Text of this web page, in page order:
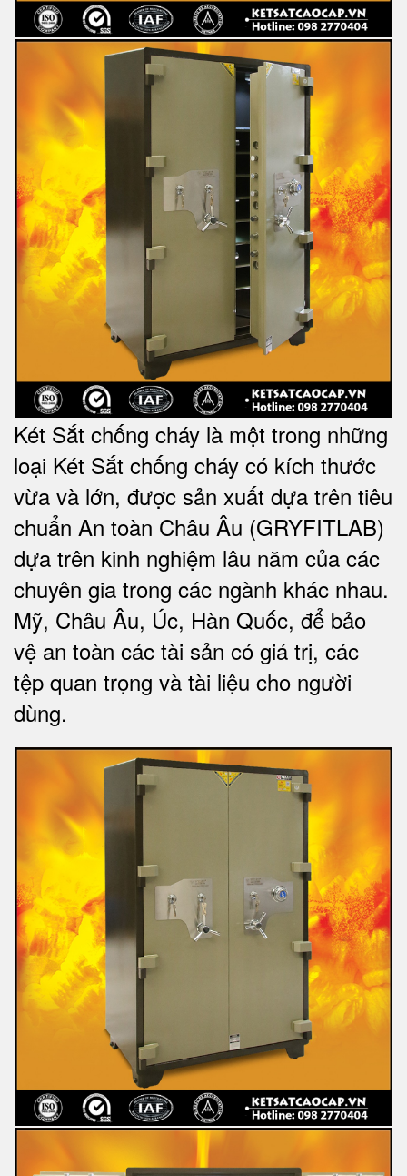
Két Sắt chống cháy là một trong những
loại Két Sắt chống cháy có kích thước
vừa và lớn, được sản xuất dựa trên tiêu
chuẩn An toàn Châu Âu (GRYFITLAB)
dựa trên kinh nghiệm lâu năm của các
chuyên gia trong các ngành khác nhau.
Mỹ, Châu Âu, Úc, Hàn Quốc, để bảo
vệ an toàn các tài sản có giá trị, các
tệp quan trọng và tài liệu cho người
dùng.